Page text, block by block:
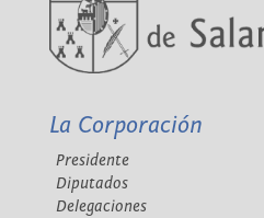
La Corporación
Presidente
Diputados
Delegaciones